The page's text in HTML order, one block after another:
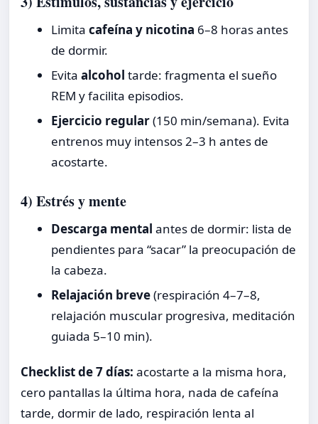
Limita cafeína y nicotina 6–8 horas antes
de dormir.
Evita alcohol tarde: fragmenta el sueño
REM y facilita episodios.
Ejercicio regular(150 min/semana). Evita
entrenos muy intensos 2–3 h antes de
acostarte.
4) Estrés y mente
Descarga mental antes de dormir: lista de
pendientes para “sacar” la preocupación de
la cabeza.
Relajación breve(respiración 4–7–8,
relajación muscular progresiva, meditación
guiada 5–10 min).
Checklist de 7 días: acostarte a la misma hora,
cero pantallas la última hora, nada de cafeína
tarde, dormir de lado, respiración lenta al